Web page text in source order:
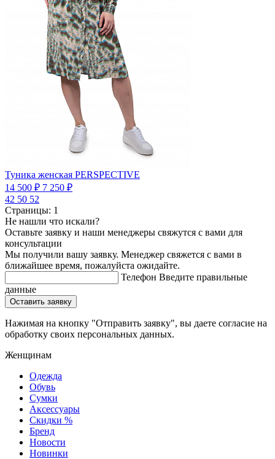
Туника женская PERSPECTIVE
14 500 ₽ 7 250 ₽
42 50 52
Страницы: 1
Не нашли что искали?
Оставьте заявку и наши менеджеры свяжутся с вами для
консультации
Мы получили вашу заявку. Менеджер свяжется с вами в
ближайшее время, пожалуйста ожидайте.
Телефон Введите правильные
данные
Оставить заявку
Нажимая на кнопку "Отправить заявку", вы даете согласие на
обработку своих персональных данных.
Женщинам
Одежда
Обувь
Сумки
Аксессуары
Скидки %
Бренд
Новости
Новинки